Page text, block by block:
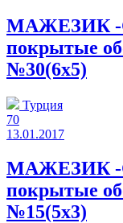
МАЖЕЗИК -
покрытые
№30(6x5)
Турция
70
13.01.2017
МАЖЕЗИК -
покрытые
№15(5x3)